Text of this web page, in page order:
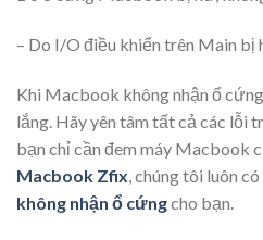
– Do I/O điều khiển trên Main bị
Khi Macbook không nhận ổ
lắng. Hãy yên tâm tất cả các lỗi
bạn chỉ cần đem máy Macbook
Macbook Zfix , chúng tôi luôn
không nhận ổ cứngcho bạn.